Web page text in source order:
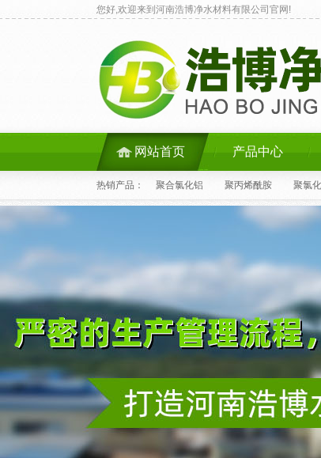
您好,欢迎来到河南浩博净水材料有限公司官网!
网站首页 产品中心
热销产品： 聚合氯化铝 聚丙烯酰胺 聚氯